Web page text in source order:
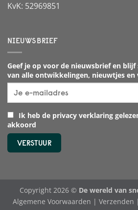
KvK: 52969851
NIEUWSBRIEF
Geef je op voor de nieuwsbrief en
van alle ontwikkelingen, nieuwtjes en
Ik heb de privacy verklaring
akkoord
Copyright 2026 © De wereld van
Algemene Voorwaarden | Verzenden